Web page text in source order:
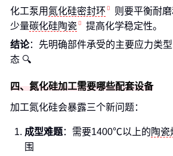
化工泵用氮化硅密封环
则要平衡耐
少量碳化硅陶瓷
提高化学稳定性。
结论：先明确部件承受的主要应力类
态 🔍
四、氮化硅加工需要哪些配套设备
加工氮化硅会暴露三个新问题：
成型难题：需要1400℃以上的陶瓷
围